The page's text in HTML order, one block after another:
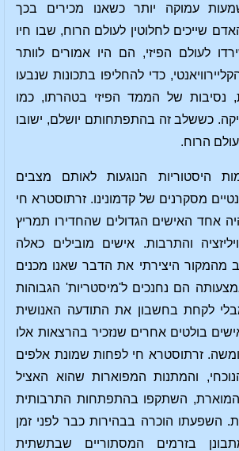
עמוקה יותר כשאנו מכירים בכך
שייכים לחלוטין לעולם הרוח, שבו חיו
לעולם הפיזי, הם היו אמורים לוותר
כדי להחליפו בתכונות שנבעו
נסיבות של הממד הפיזי בטהרתו, כמו
כששלב זה בהתפתחותם יושלם, ישובו
הרוח.
היסטוריות הנוגעות לאותם מצבים
מסקרנים של קדמונינו. זרתוסטרא חי
אחד האישים הגדולים שהחדירו תמריץ
והתרבות. אישים מובילים כאלה
מהמקור היצירתי את הדבר שאנו מכנים
הם נחנכים ל'מיסטריות' הגבוהות
לקחת בחשבון את התודעה האנושית
בולטים אחרים שנזכיר בהרצאות אלו
זרתוסטרא חי לפחות שמונת אלפים
והמתנות המפוארות שהוא האציל
המוארת, השתקפו בהתפתחות התרבותית
השפעתו הוכרה בבהירות כבר לפני זמן
בזרמים המסתוריים שבתשתית